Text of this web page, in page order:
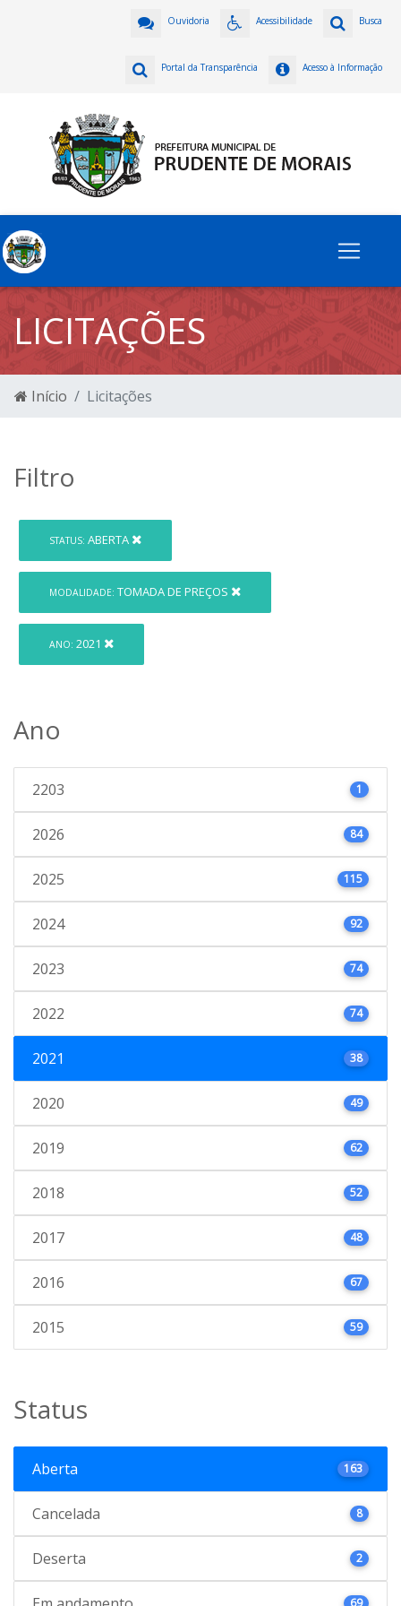
Busca
Acessibilidade
Ouvidoria
Acesso à Informação
Portal da Transparência
LICITAÇÕES
Início Licitações
Filtro
STATUS: ABERTA
MODALIDADE: TOMADA DE PREÇOS
ANO: 2021
Ano
2203 1
2026 84
2025 115
2024 92
2023 74
2022 74
2021 38
2020 49
2019 62
2018 52
2017 48
2016 67
2015 59
Status
Aberta 163
Cancelada 8
Deserta 2
69